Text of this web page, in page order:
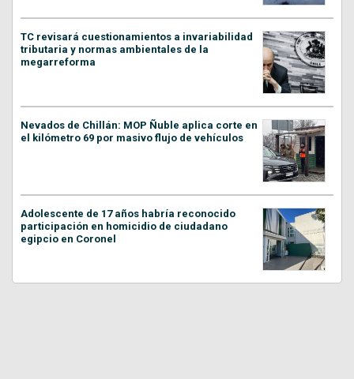
TC revisará cuestionamientos a invariabilidad
tributaria y normas ambientales de la
megarreforma
Nevados de Chillán: MOP Ñuble aplica corte en
el kilómetro 69 por masivo flujo de vehículos
Adolescente de 17 años habría reconocido
participación en homicidio de ciudadano
egipcio en Coronel